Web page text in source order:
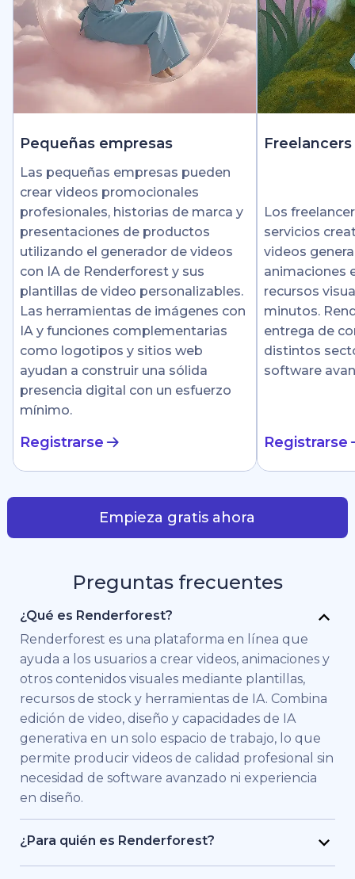
Pequeñas empresas
Las pequeñas empresas pueden
crear videos promocionales
profesionales, historias de marca y
presentaciones de productos
utilizando el generador de videos
con IA de Renderforest y sus
plantillas de video personalizables.
Las herramientas de imágenes con
IA y funciones complementarias
como logotipos y sitios web
ayudan a construir una sólida
presencia digital con un esfuerzo
mínimo.
Registrarse
Freelancers
Los
servicios
videos
animaciones
recursos
minutos.
entrega de
distintos
software
Registrarse
Empieza gratis ahora
Preguntas frecuentes
¿Qué es Renderforest?
Renderforest es una plataforma en línea que
ayuda a los usuarios a crear videos, animaciones y
otros contenidos visuales mediante plantillas,
recursos de stock y herramientas de IA. Combina
edición de video, diseño y capacidades de IA
generativa en un solo espacio de trabajo, lo que
permite producir videos de calidad profesional sin
necesidad de software avanzado ni experiencia
en diseño.
¿Para quién es Renderforest?
Renderforest está pensado para personas y